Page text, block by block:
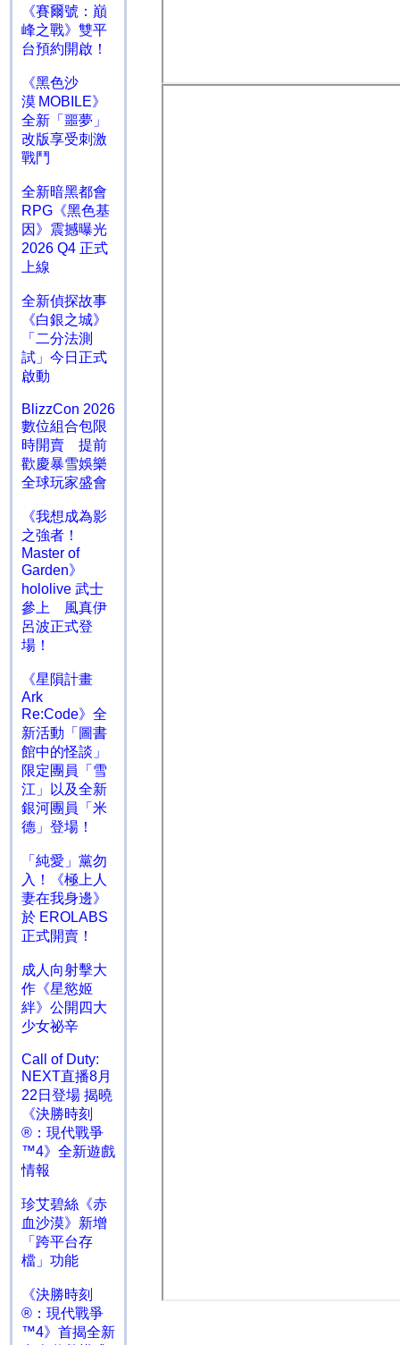
《賽爾號：巔
峰之戰》雙平
台預約開啟！
《黑色沙
漠 MOBILE》
全新「噩夢」
改版享受刺激
戰鬥
全新暗黑都會
RPG《黑色基
因》震撼曝光
2026 Q4 正式
上線
全新偵探故事
《白銀之城》
「二分法測
試」今日正式
啟動
BlizzCon 2026
數位組合包限
時開賣 提前
歡慶暴雪娛樂
全球玩家盛會
《我想成為影
之強者！
Master of
Garden》
hololive 武士
參上 風真伊
呂波正式登
場！
《星隕計畫
Ark
Re:Code》全
新活動「圖書
館中的怪談」
限定團員「雪
江」以及全新
銀河團員「米
德」登場！
「純愛」黨勿
入！《極上人
妻在我身邊》
於 EROLABS
正式開賣！
成人向射擊大
作《星慾姬
絆》公開四大
少女祕辛
Call of Duty:
NEXT直播8月
22日登場 揭曉
《決勝時刻
®：現代戰爭
™4》全新遊戲
情報
珍艾碧絲《赤
血沙漠》新增
「跨平台存
檔」功能
《決勝時刻
®：現代戰爭
™4》首揭全新